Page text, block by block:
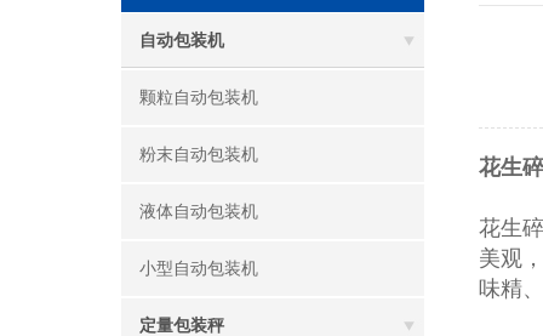
自动包装机
颗粒自动包装机
粉末自动包装机
液体自动包装机
小型自动包装机
定量包装秤
花生
花生碎
美观
味精